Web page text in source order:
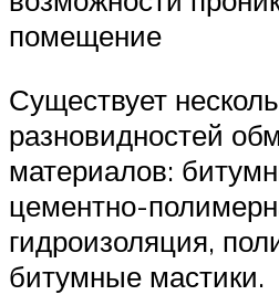
помещение
Существует
разновидностей
материалов:
цементно-
гидроизоляция,
битумные мастики.